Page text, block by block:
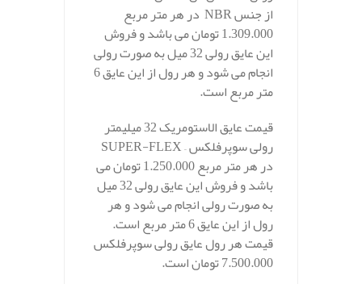
از جنس NBR در هر متر مربع
1.309.000 تومان می باشد و فروش
این عایق رولی 32 میل به صورت رولی
انجام می شود و هر رول از این عایق 6
متر مربع است.
قیمت عایق الاستومریک 32 میلیمتر
در هر متر مربع 1.250.000 تومان می
باشد و فروش این عایق رولی 32 میل
به صورت رولی انجام می شود و هر
رول از این عایق 6 متر مربع است.
قیمت هر رول عایق رولی سوپرفلکس
7.500.000 تومان است.